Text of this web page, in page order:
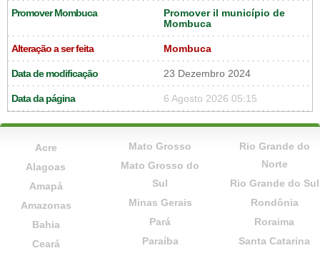
Promover Mombuca
Promover il município de
Mombuca
Alteração a ser feita Mombuca
Data de modificação 23 Dezembro 2024
Data da página 6 Agosto 2026 05:15
Acre
Alagoas
Amapá
Amazonas
Bahia
Ceará
Mato Grosso
Mato Grosso do
Sul
Minas Gerais
Pará
Paraíba
Rio Grande do
Norte
Rio Grande do Sul
Rondônia
Roraima
Santa Catarina